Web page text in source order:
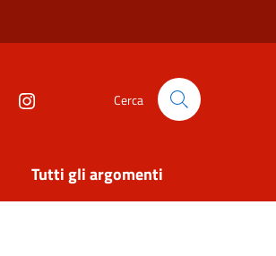
Cerca
Tutti gli argomenti